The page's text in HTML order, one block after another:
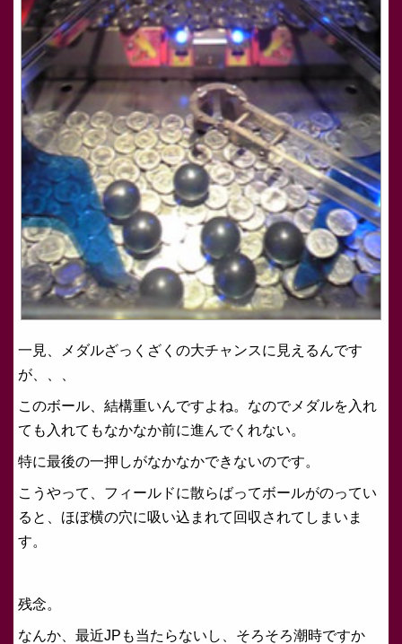
一見、メダルざっくざくの大チャンスに見えるんです
が、、、
このボール、結構重いんですよね。なのでメダルを入れ
ても入れてもなかなか前に進んでくれない。
特に最後の一押しがなかなかできないのです。
こうやって、フィールドに散らばってボールがのってい
ると、ほぼ横の穴に吸い込まれて回収されてしまいま
す。
残念。
なんか、最近JPも当たらないし、そろそろ潮時ですか